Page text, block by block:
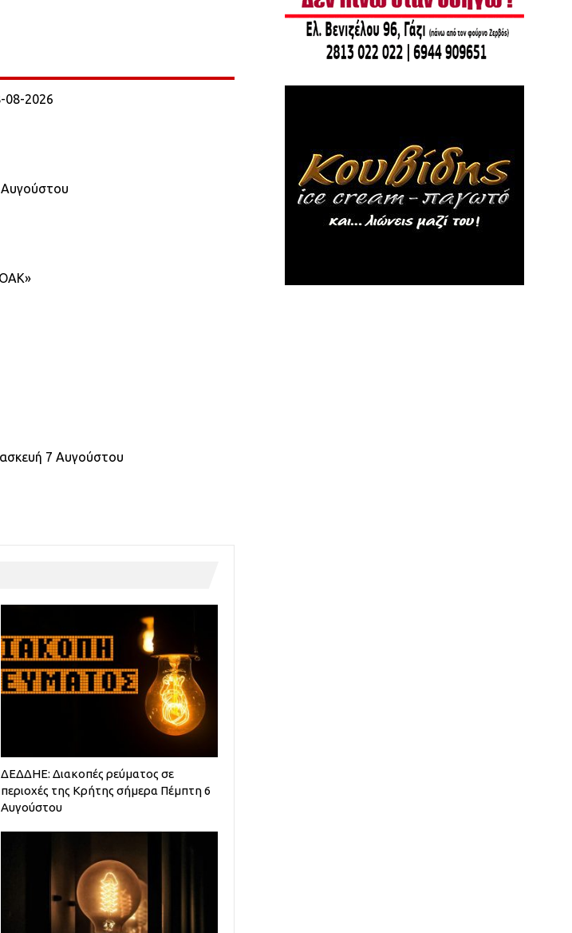
08-2026
7 Αυγούστου
ΔΕΔΔΗΕ: Διακοπές ρεύματος σε
περιοχές της Κρήτης σήμερα Πέμπτη 6
Αυγούστου